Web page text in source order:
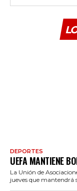
DEPORTES
UEFA MANTIENE
La Unión de
jueves que mantendrá